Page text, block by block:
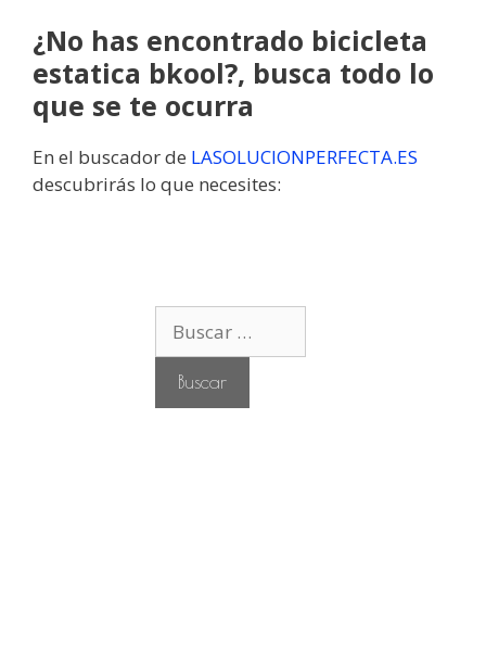
¿No has encontrado bicicleta
estatica bkool?, busca todo lo
que se te ocurra
En el buscador de LASOLUCIONPERFECTA.ES
descubrirás lo que necesites: